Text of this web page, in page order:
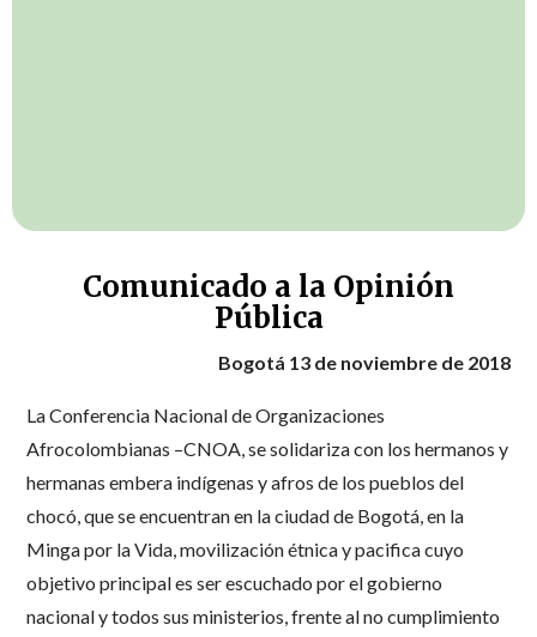
Comunicado a la Opinión
Pública
Bogotá 13 de noviembre de 2018
La Conferencia Nacional de Organizaciones
Afrocolombianas –CNOA, se solidariza con los hermanos y
hermanas embera indígenas y afros de los pueblos del
chocó, que se encuentran en la ciudad de Bogotá, en la
Minga por la Vida, movilización étnica y pacifica cuyo
objetivo principal es ser escuchado por el gobierno
nacional y todos sus ministerios, frente al no cumplimiento